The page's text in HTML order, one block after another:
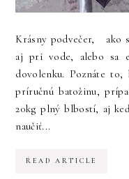
Krásny podvečer, ako
aj pri vode, alebo sa
dovolenku. Poznáte
príručnú batožinu,
20kg plný blbostí, aj
naučiť...
READ ARTICLE